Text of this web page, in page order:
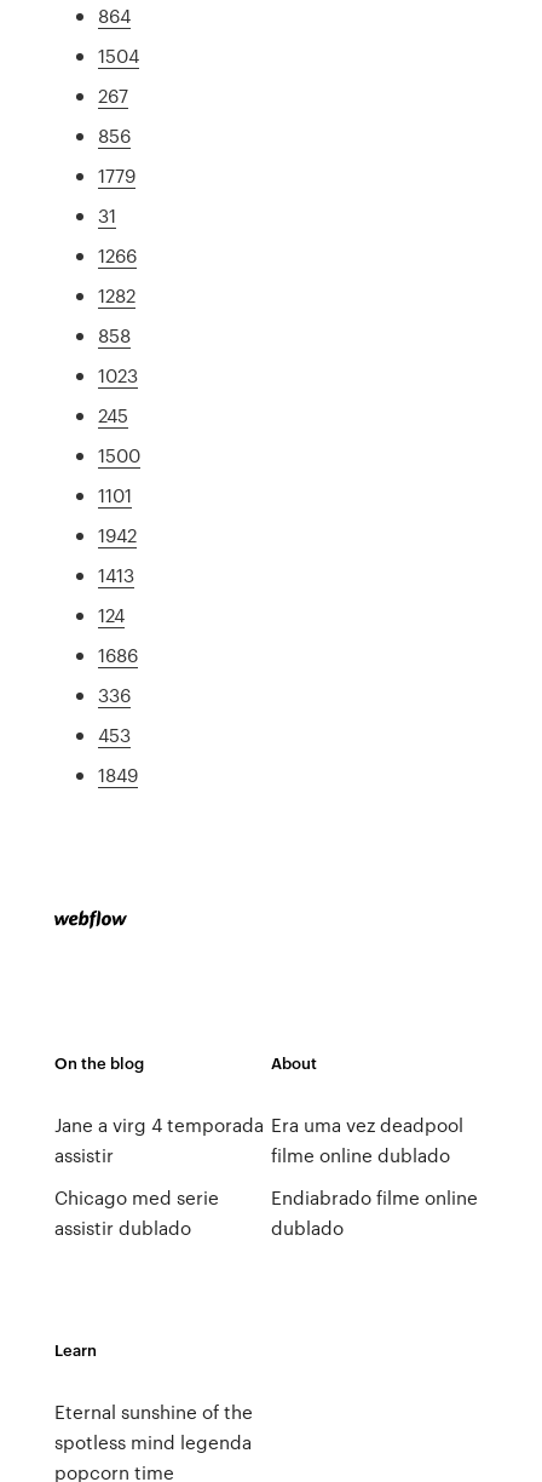
864
1504
267
856
1779
31
1266
1282
858
1023
245
1500
1101
1942
1413
124
1686
336
453
1849
On the blog
Jane a virg 4 temporada
assistir
Chicago med serie
assistir dublado
About
Era uma vez deadpool
filme online dublado
Endiabrado filme online
dublado
Learn
Eternal sunshine of the
spotless mind legenda
popcorn time